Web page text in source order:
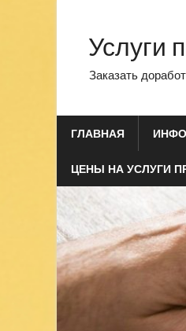
содержимому
Услуги
Заказать
ГЛАВНАЯ
ЦЕНЫ НА УСЛУГИ